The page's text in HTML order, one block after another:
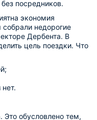
посредников.
экономия
недорогие
Дербента. В
цель поездки. Что
Это обусловлено тем,